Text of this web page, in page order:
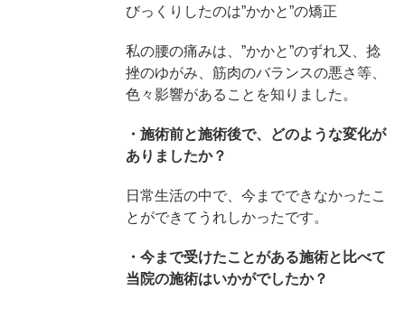
びっくりしたのは”かかと”の矯正
私の腰の痛みは、”かかと”のずれ又、捻
挫のゆがみ、筋肉のバランスの悪さ等、
色々影響があることを知りました。
・施術前と施術後で、どのような変化が
ありましたか？
日常生活の中で、今までできなかったこ
とができてうれしかったです。
・今まで受けたことがある施術と比べて
当院の施術はいかがでしたか？